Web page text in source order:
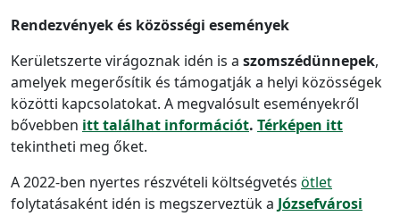
Rendezvények és közösségi események
Kerületszerte virágoznak idén is a szomszédünnepek,
amelyek megerősítik és támogatják a helyi közösségek
közötti kapcsolatokat. A megvalósult eseményekről
bővebben itt találhat információt. Térképen itt
tekintheti meg őket.
A 2022-ben nyertes részvételi költségvetés ötlet
folytatásaként idén is megszerveztük a Józsefvárosi